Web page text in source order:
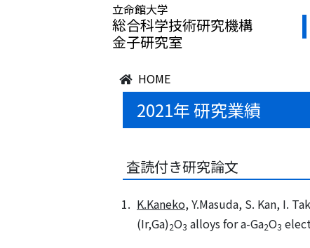
立命館大学
総合科学技術研究機構
金子研究室
HOME
2021年 研究業績
査読付き研究論文
K.Kaneko, Y.Masuda, S. Kan, I.
(Ir,Ga)2O3 alloys for a-Ga2O3